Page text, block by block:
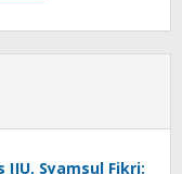
IJU, Syamsul Fikri: